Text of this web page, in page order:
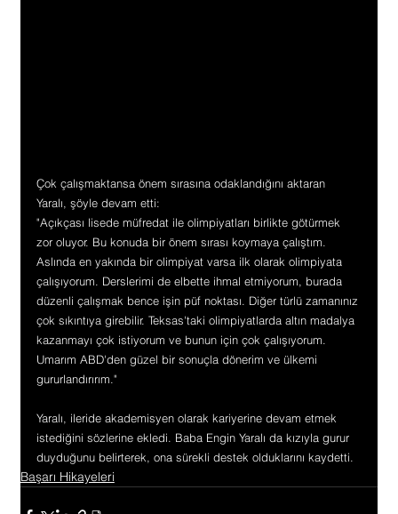
Çok çalışmaktansa önem sırasına odaklandığını aktaran
Yaralı, şöyle devam etti:
"Açıkçası lisede müfredat ile olimpiyatları birlikte götürmek
zor oluyor. Bu konuda bir önem sırası koymaya çalıştım.
Aslında en yakında bir olimpiyat varsa ilk olarak olimpiyata
çalışıyorum. Derslerimi de elbette ihmal etmiyorum, burada
düzenli çalışmak bence işin püf noktası. Diğer türlü zamanınız
çok sıkıntıya girebilir. Teksas'taki olimpiyatlarda altın madalya
kazanmayı çok istiyorum ve bunun için çok çalışıyorum.
Umarım ABD'den güzel bir sonuçla dönerim ve ülkemi
gururlandırırım."
Yaralı, ileride akademisyen olarak kariyerine devam etmek
istediğini sözlerine ekledi. Baba Engin Yaralı da kızıyla gurur
duyduğunu belirterek, ona sürekli destek olduklarını kaydetti.
Başarı Hikayeleri